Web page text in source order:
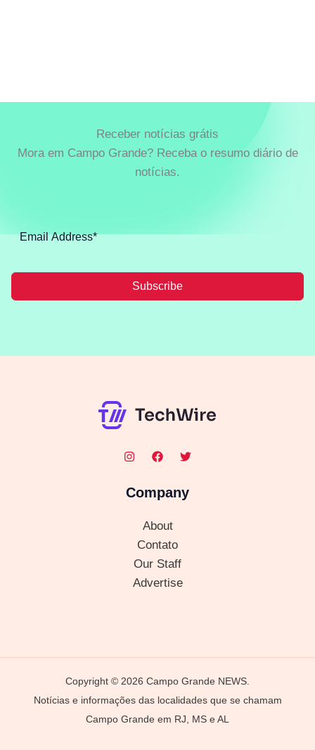
Receber notícias grátis
Mora em Campo Grande? Receba o resumo diário de
notícias.
Subscribe
Company
About
Contato
Our Staff
Advertise
Copyright © 2026 Campo Grande NEWS.
Notícias e informações das localidades que se chamam
Campo Grande em RJ, MS e AL